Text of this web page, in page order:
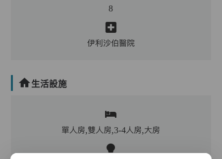
8
伊利沙伯醫院
生活設施
單人房,雙人房,3-4人房,大房